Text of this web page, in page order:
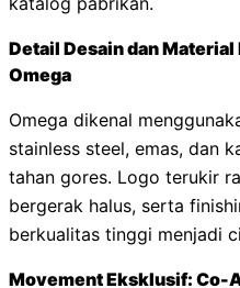
Detail Desain dan
Omega
Omega dikenal
stainless steel, emas, dan
tahan gores. Logo terukir
bergerak halus, serta
berkualitas tinggi menjadi
Movement Eksklusif: Co-